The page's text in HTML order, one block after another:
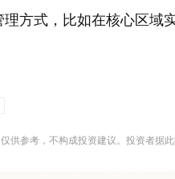
方式，比如在核心区域
供参考，不构成投资建议。投资者据此